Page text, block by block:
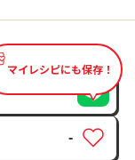
マイレシピにも保存！
-